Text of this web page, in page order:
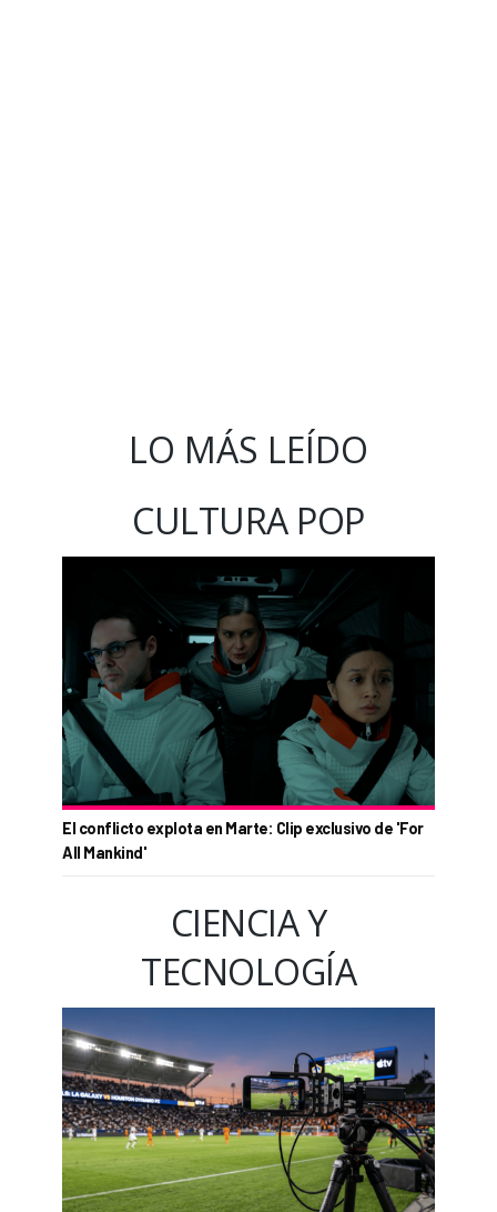
LO MÁS LEÍDO
CULTURA POP
El conflicto explota en Marte: Clip exclusivo de 'For
All Mankind'
CIENCIA Y
TECNOLOGÍA